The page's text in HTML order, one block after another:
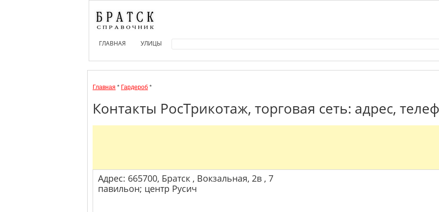
ГЛАВНАЯ УЛИЦЫ
Главная * Гардероб *
Контакты РосТрикотаж, торговая сеть: адрес,
Адрес: 665700, Братск , Вокзальная, 2в , 7
павильон; центр Русич